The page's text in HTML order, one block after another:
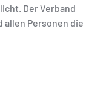
Der Verband
allen Personen die